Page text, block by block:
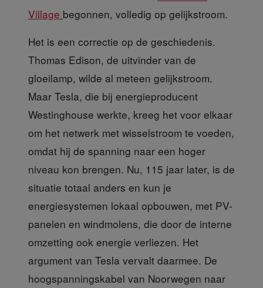
Village begonnen, volledig op gelijkstroom.
Het is een correctie op de geschiedenis.
Thomas Edison, de uitvinder van de
gloeilamp, wilde al meteen gelijkstroom.
Maar Tesla, die bij energieproducent
Westinghouse werkte, kreeg het voor elkaar
om het netwerk met wisselstroom te voeden,
omdat hij de spanning naar een hoger
niveau kon brengen. Nu, 115 jaar later, is de
situatie totaal anders en kun je
energiesystemen lokaal opbouwen, met PV-
panelen en windmolens, die door de interne
omzetting ook energie verliezen. Het
argument van Tesla vervalt daarmee. De
hoogspanningskabel van Noorwegen naar